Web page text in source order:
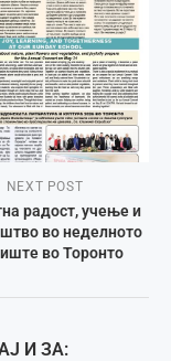
NEXT POST
радост, учење и
во неделното
во Торонто
И ЗА: